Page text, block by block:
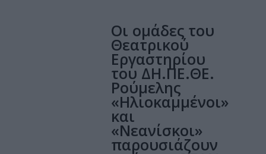
Οι ομάδες του
Θεατρικού
Εργαστηρίου
του ΔΗ.ΠΕ.ΘΕ.
Ρούμελης
«Ηλιοκαμμένοι»
και
«Νεανίσκοι»
παρουσιάζουν